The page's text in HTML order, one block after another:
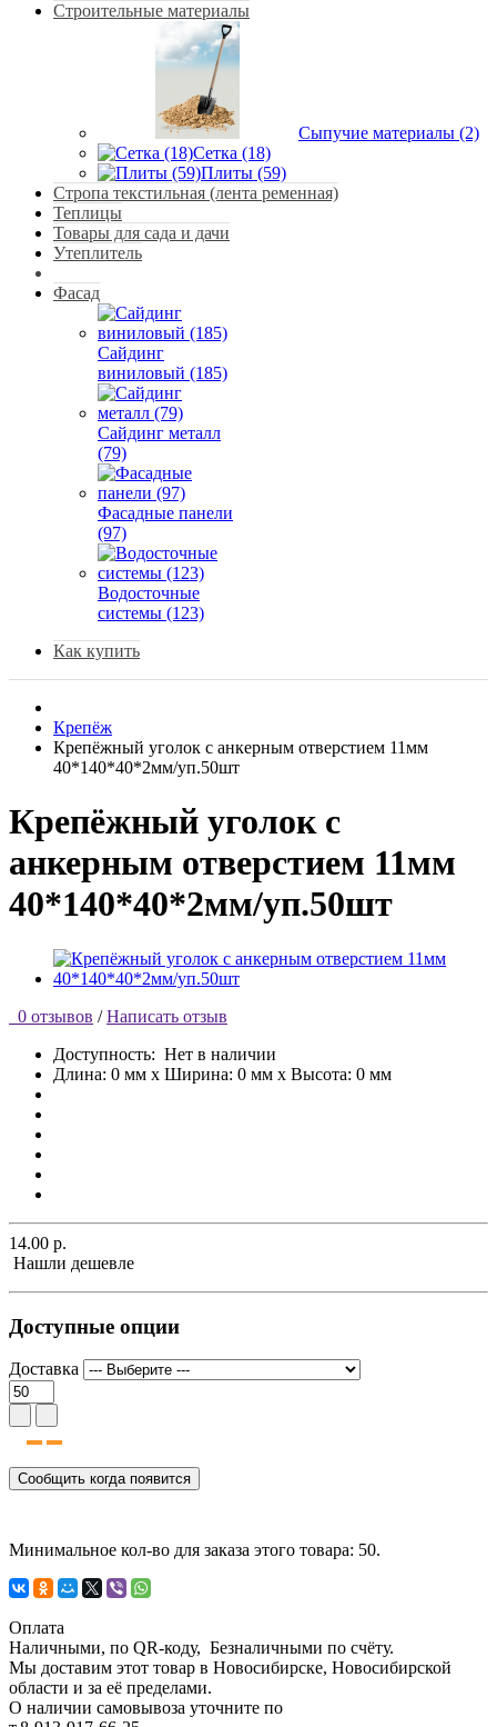
Строительные материалы
Сыпучие материалы (2)
Сетка (18)
Плиты (59)
Стропа текстильная (лента ременная)
Теплицы
Товары для сада и дачи
Утеплитель
Фасад
Сайдинг
виниловый (185)
Сайдинг металл
(79)
Фасадные панели
(97)
Водосточные
системы (123)
Как купить
Крепёж
Крепёжный уголок с анкерным отверстием 11мм
40*140*40*2мм/уп.50шт
Крепёжный уголок с
анкерным отверстием 11мм
40*140*40*2мм/уп.50шт
0 отзывов / Написать отзыв
Доступность: Нет в наличии
Длина: 0 мм x Ширина: 0 мм x Высота: 0 мм
14.00 р.
Нашли дешевле
Доступные опции
Доставка
Сообщить когда появится
Минимальное кол-во для заказа этого товара: 50.
Оплата
Наличными, по QR-коду, Безналичными по счёту.
Мы доставим этот товар в Новосибирске, Новосибирской
области и за её пределами.
О наличии самовывоза уточните по